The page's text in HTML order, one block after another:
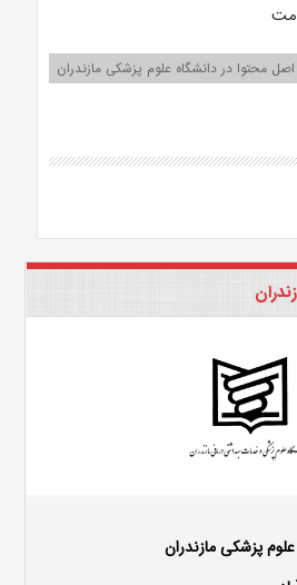
محتوا در دانشگاه علوم پزشکی مازندران
پزشکی مازندران